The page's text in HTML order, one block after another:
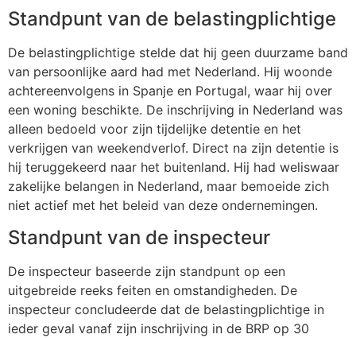
Standpunt van de belastingplichtige
De belastingplichtige stelde dat hij geen duurzame band
van persoonlijke aard had met Nederland. Hij woonde
achtereenvolgens in Spanje en Portugal, waar hij over
een woning beschikte. De inschrijving in Nederland was
alleen bedoeld voor zijn tijdelijke detentie en het
verkrijgen van weekendverlof. Direct na zijn detentie is
hij teruggekeerd naar het buitenland. Hij had weliswaar
zakelijke belangen in Nederland, maar bemoeide zich
niet actief met het beleid van deze ondernemingen.
Standpunt van de inspecteur
De inspecteur baseerde zijn standpunt op een
uitgebreide reeks feiten en omstandigheden. De
inspecteur concludeerde dat de belastingplichtige in
ieder geval vanaf zijn inschrijving in de BRP op 30